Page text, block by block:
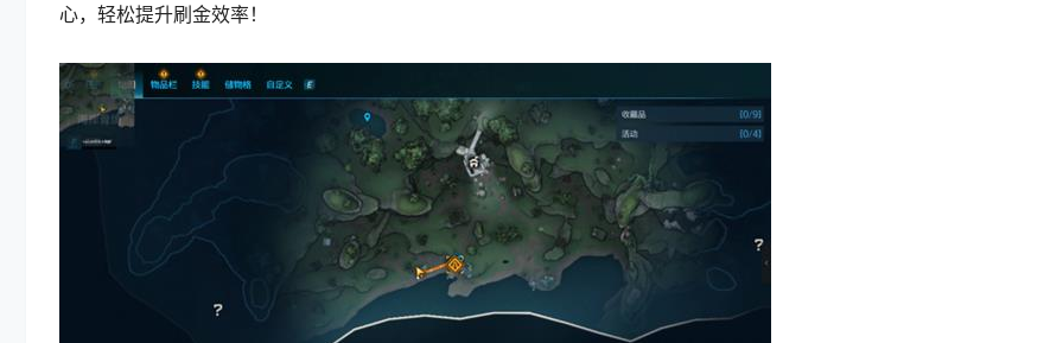
心，轻松提升刷金效率！